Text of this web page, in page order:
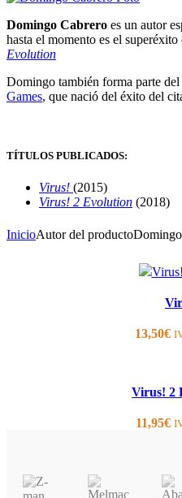
Domingo Cabrero es un autor
hasta el momento es el superéxito
Evolution
Domingo también forma parte
Games, que nació del éxito del
TÍTULOS PUBLICADOS:
Virus! (2015)
Virus! 2 Evolution (2018)
InicioAutor del producto
13,50€
Virus! 2
11,95€